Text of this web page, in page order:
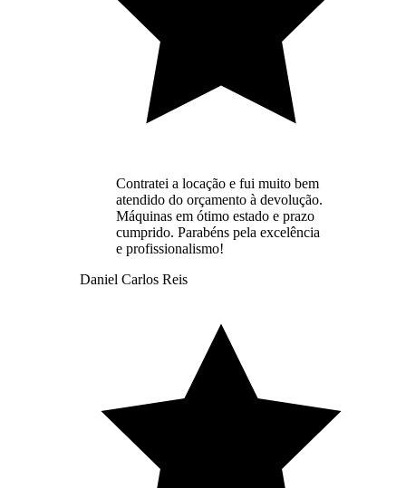
Contratei a locação e fui muito bem
atendido do orçamento à devolução.
Máquinas em ótimo estado e prazo
cumprido. Parabéns pela excelência
e profissionalismo!
Daniel Carlos Reis